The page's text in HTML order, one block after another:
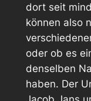
dort seit
können also
oder ob es
denselben
haben. Der